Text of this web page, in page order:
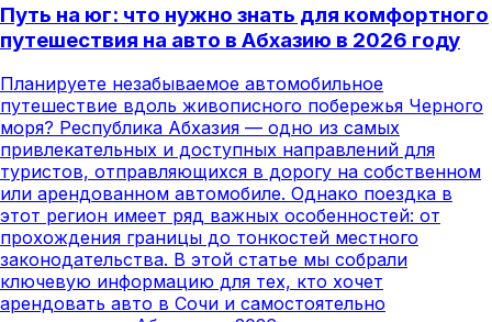
Путь на юг: что нужно знать для комфортного
путешествия на авто в Абхазию в 2026 году
Планируете незабываемое автомобильное
путешествие вдоль живописного побережья Черного
моря? Республика Абхазия — одно из самых
привлекательных и доступных направлений для
туристов, отправляющихся в дорогу на собственном
или арендованном автомобиле. Однако поездка в
этот регион имеет ряд важных особенностей: от
прохождения границы до тонкостей местного
законодательства. В этой статье мы собрали
ключевую информацию для тех, кто хочет
арендовать авто в Сочи и самостоятельно